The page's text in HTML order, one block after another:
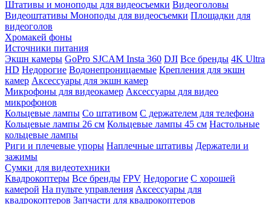
Штативы и моноподы для видеосъемки Видеоголовы
Видеоштативы Моноподы для видеосъемки Площадки для
видеоголов
Хромакей фоны
Источники питания
Экшн камеры GoPro SJCAM Insta 360 DJI Все бренды 4K Ultra
HD Недорогие Водонепроницаемые Крепления для экшн
камер Аксессуары для экшн камер
Микрофоны для видеокамер Аксессуары для видео
микрофонов
Кольцевые лампы Со штативом C держателем для телефона
Кольцевые лампы 26 см Кольцевые лампы 45 см Настольные
кольцевые лампы
Риги и плечевые упоры Наплечные штативы Держатели и
зажимы
Сумки для видеотехники
Квадрокоптеры Все бренды FPV Недорогие С хорошей
камерой На пульте управления Аксессуары для
квадрокоптеров Запчасти для квадрокоптеров